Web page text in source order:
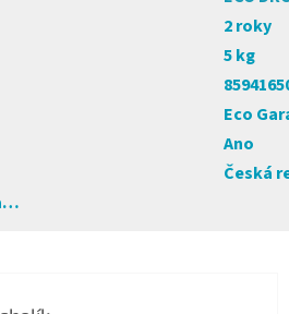
2 roky
5 kg
Eco
Ano
Česká